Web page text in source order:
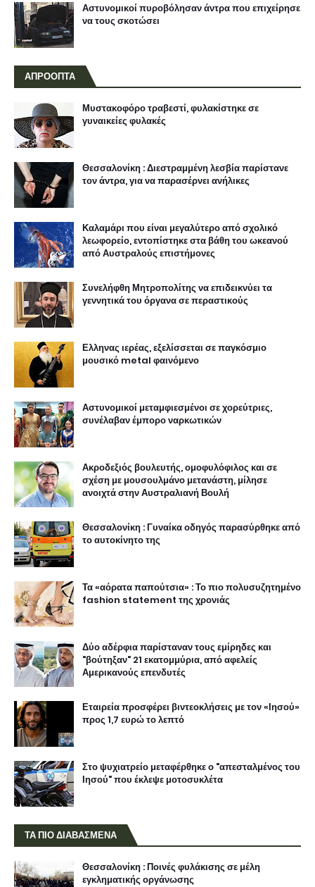
Αστυνομικοί πυροβόλησαν άντρα που επιχείρησε
να τους σκοτώσει
ΑΠΡΟΟΠΤΑ
Μυστακοφόρο τραβεστί, φυλακίστηκε σε
γυναικείες φυλακές
Θεσσαλονίκη : Διεστραμμένη λεσβία παρίστανε
τον άντρα, για να παρασέρνει ανήλικες
Καλαμάρι που είναι μεγαλύτερο από σχολικό
λεωφορείο, εντοπίστηκε στα βάθη του ωκεανού
από Αυστραλούς επιστήμονες
Συνελήφθη Μητροπολίτης να επιδεικνύει τα
γεννητικά του όργανα σε περαστικούς
Ελληνας ιερέας, εξελίσσεται σε παγκόσμιο
μουσικό metal φαινόμενο
Αστυνομικοί μεταμφιεσμένοι σε χορεύτριες,
συνέλαβαν έμπορο ναρκωτικών
Ακροδεξιός βουλευτής, ομοφυλόφιλος και σε
σχέση με μουσουλμάνο μετανάστη, μίλησε
ανοιχτά στην Αυστραλιανή Βουλή
Θεσσαλονίκη : Γυναίκα οδηγός παρασύρθηκε από
το αυτοκίνητο της
Τα «αόρατα παπούτσια» : Το πιο πολυσυζητημένο
fashion statement της χρονιάς
Δύο αδέρφια παρίσταναν τους εμίρηδες και
"βούτηξαν" 21 εκατομμύρια, από αφελείς
Αμερικανούς επενδυτές
Εταιρεία προσφέρει βιντεοκλήσεις με τον «Ιησού»
προς 1,7 ευρώ το λεπτό
Στο ψυχιατρείο μεταφέρθηκε ο "απεσταλμένος του
Ιησού" που έκλεψε μοτοσυκλέτα
ΤΑ ΠΙΟ ΔΙΑΒΑΣΜΕΝΑ
Θεσσαλονίκη : Ποινές φυλάκισης σε μέλη
εγκληματικής οργάνωσης